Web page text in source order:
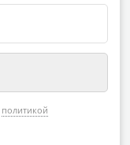
политикой